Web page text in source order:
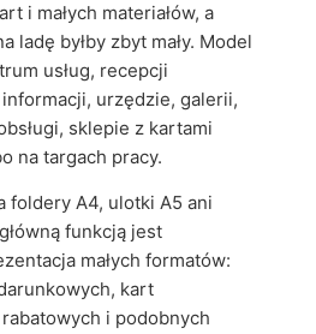
i małych materiałów, a
ladę byłby zbyt mały. Model
usług, recepcji
urzędzie, galerii,
sklepie z kartami
na targach pracy.
foldery A4, ulotki A5 ani
funkcją jest
małych formatów:
kart
i podobnych